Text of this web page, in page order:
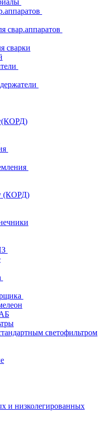
свар.аппаратов
сварки
(КОРД)
светофильтром
и низколегированных